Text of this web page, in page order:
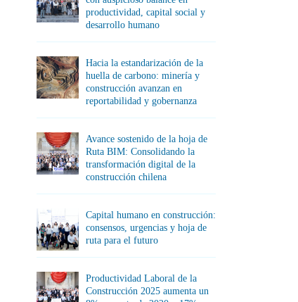
productividad, capital social y
desarrollo humano
Hacia la estandarización de la
huella de carbono: minería y
construcción avanzan en
reportabilidad y gobernanza
Avance sostenido de la hoja de
Ruta BIM: Consolidando la
transformación digital de la
construcción chilena
Capital humano en construcción:
consensos, urgencias y hoja de
ruta para el futuro
Productividad Laboral de la
Construcción 2025 aumenta un